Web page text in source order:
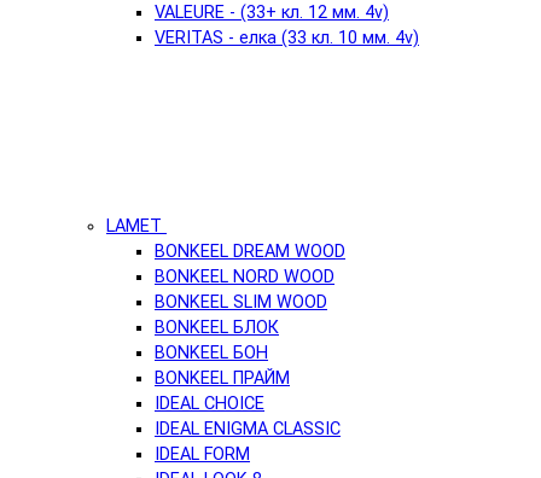
VALEURE - (33+ кл. 12 мм. 4v)
VERITAS - елка (33 кл. 10 мм. 4v)
LAMET
BONKEEL DREAM WOOD
BONKEEL NORD WOOD
BONKEEL SLIM WOOD
BONKEEL БЛОК
BONKEEL БОН
BONKEEL ПРАЙМ
IDEAL CHOICE
IDEAL ENIGMA CLASSIC
IDEAL FORM